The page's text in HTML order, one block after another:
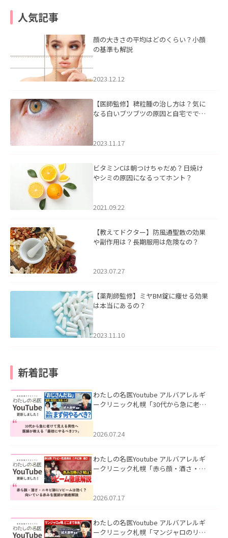
人気記事
顔の大きさの平均はどのくらい？小顔
の基準も解説
2023.12.12
【医師監修】稗粒腫の治し方は？気に
なる白いブツブツの原因と自宅ででき
2023.11.17
ビタミンCは朝つけちゃだめ？日焼け
やシミの原因になるってホント？
2021.09.22
【教えてドクター】防風通聖散の効果
や副作用は？長期服用は危険なの？
2023.07.27
【薬剤師監修】ミヤBM錠に痩せる効果
は本当にあるの？
2023.11.10
新着記事
わたしの名医Youtube アルバアレルギ
ークリニック札幌「30代から急に老け
た。
2026.07.24
わたしの名医Youtube アルバアレルギ
ークリニック札幌「赤ら顔・酒さ・ニ
した。
2026.07.17
わたしの名医Youtube アルバアレルギ
ークリニック札幌「マンジャロのリア